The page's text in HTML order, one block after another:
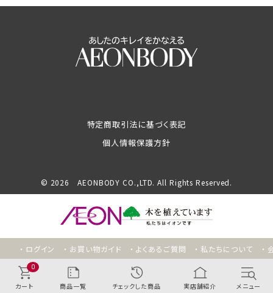
ログイン お買い物ガイド よくあるご質問 私たちについて
0
特定商取引法に基づく表記
個人情報保護方針
© 2026 AEONBODY CO.,LTD. All Rights Reserved.